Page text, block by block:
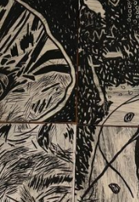
Configuración de
Universidad de los
Reconocimiento
de mayo de 1964.
Resolución 28 del
Acreditación
Resolución 000194
Posgrados
Ext. 4925